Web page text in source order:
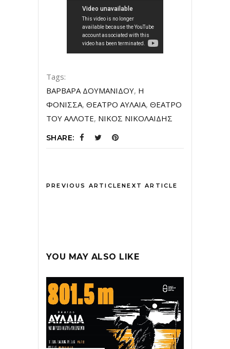
Tags:
ΒΑΡΒΑΡΑ ΔΟΥΜΑΝΙΔΟΥ, Η
ΦΟΝΙΣΣΑ, ΘΕΑΤΡΟ ΑΥΛΑΙΑ, ΘΕΑΤΡΟ
ΤΟΥ ΑΛΛΟΤΕ, ΝΙΚΟΣ ΝΙΚΟΛΑΙΔΗΣ
SHARE:
PREVIOUS ARTICLENEXT ARTICLE
YOU MAY ALSO LIKE